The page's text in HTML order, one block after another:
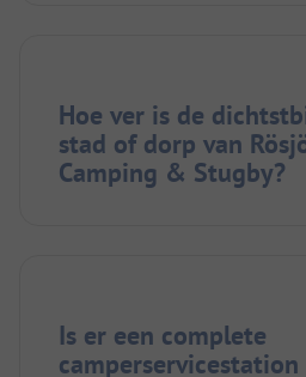
Hoe ver is de
stad of dorp van
Camping & Stugby?
Is er een complete
camperservicestation